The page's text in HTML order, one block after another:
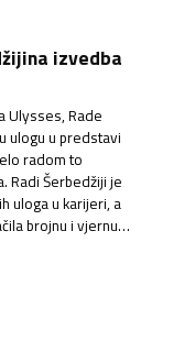
izvedba
Ulysses, Rade
ulogu u predstavi
radom to
Radi Šerbedžiji je
uloga u karijeri, a
brojnu i vjernu…